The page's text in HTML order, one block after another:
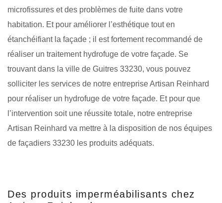
microfissures et des problèmes de fuite dans votre
habitation. Et pour améliorer l’esthétique tout en
étanchéifiant la façade ; il est fortement recommandé de
réaliser un traitement hydrofuge de votre façade. Se
trouvant dans la ville de Guitres 33230, vous pouvez
solliciter les services de notre entreprise Artisan Reinhard
pour réaliser un hydrofuge de votre façade. Et pour que
l’intervention soit une réussite totale, notre entreprise
Artisan Reinhard va mettre à la disposition de nos équipes
de façadiers 33230 les produits adéquats.
Des produits imperméabilisants chez